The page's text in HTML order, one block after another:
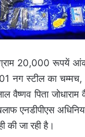
ग्राम 20,000 रूपयें
नग स्टील का
पिता जोधाराम
एनडीपीएस
की जा रही है।